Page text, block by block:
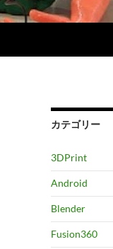
カテゴリー
3DPrint
Android
Blender
Fusion360